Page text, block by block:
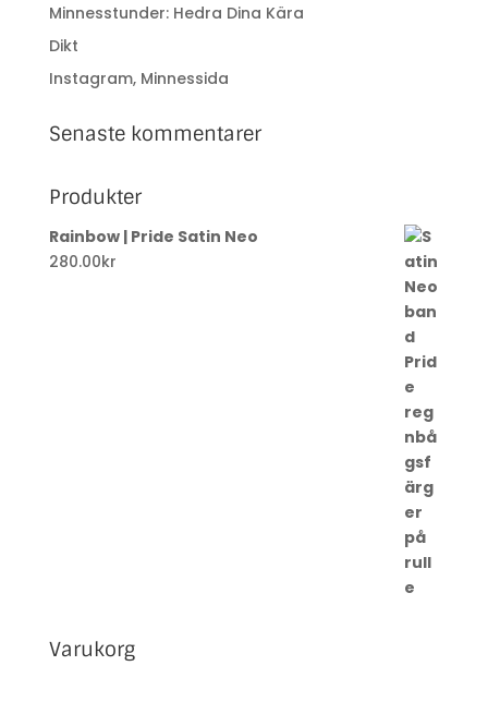
Minnesstunder: Hedra Dina Kära
Dikt
Instagram, Minnessida
Senaste kommentarer
Produkter
Rainbow | Pride Satin Neo
280.00kr
Varukorg